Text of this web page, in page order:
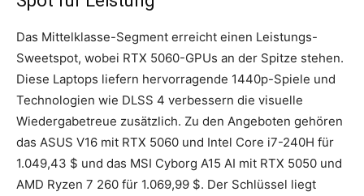
Das Mittelklasse-Segment erreicht einen Leistungs-
Sweetspot, wobei RTX 5060-GPUs an der Spitze stehen.
Diese Laptops liefern hervorragende 1440p-Spiele und
Technologien wie DLSS 4 verbessern die visuelle
Wiedergabetreue zusätzlich. Zu den Angeboten gehören
das ASUS V16 mit RTX 5060 und Intel Core i7-240H für
1.049,43 $ und das MSI Cyborg A15 AI mit RTX 5050 und
AMD Ryzen 7 260 für 1.069,99 $. Der Schlüssel liegt